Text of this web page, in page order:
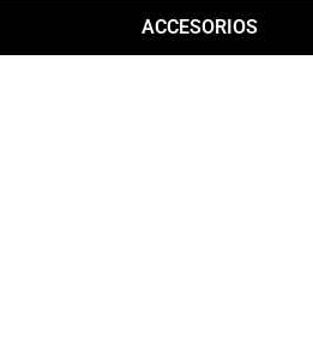
ACCESORIOS